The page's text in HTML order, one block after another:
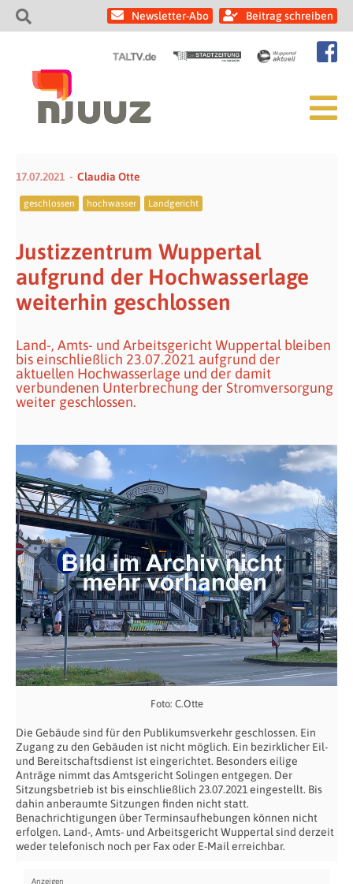
Newsletter-Abo Beitrag schreiben
17.07.2021 Claudia Otte
geschlossen hochwasser Landgericht
Justizzentrum Wuppertal
aufgrund der Hochwasserlage
weiterhin geschlossen
Land-, Amts- und Arbeitsgericht Wuppertal bleiben
bis einschließlich 23.07.2021 aufgrund der
aktuellen Hochwasserlage und der damit
verbundenen Unterbrechung der Stromversorgung
weiter geschlossen.
Foto: C.Otte
Die Gebäude sind für den Publikumsverkehr geschlossen. Ein
Zugang zu den Gebäuden ist nicht möglich. Ein bezirklicher Eil-
und Bereitschaftsdienst ist eingerichtet. Besonders eilige
Anträge nimmt das Amtsgericht Solingen entgegen. Der
Sitzungsbetrieb ist bis einschließlich 23.07.2021 eingestellt. Bis
dahin anberaumte Sitzungen finden nicht statt.
Benachrichtigungen über Terminsaufhebungen können nicht
erfolgen. Land-, Amts- und Arbeitsgericht Wuppertal sind derzeit
weder telefonisch noch per Fax oder E-Mail erreichbar.